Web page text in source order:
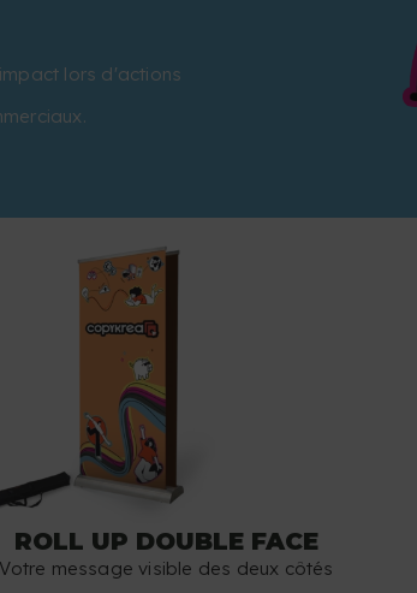
lors d'actions
ROLL UP DOUBLE FACE
Votre message visible des deux côtés